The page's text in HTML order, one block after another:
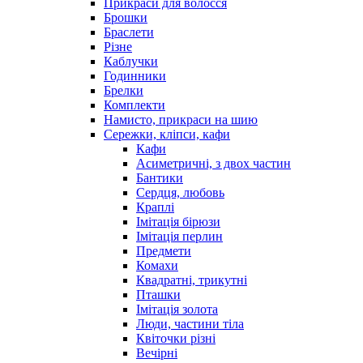
Брошки
Браслети
Різне
Каблучки
Годинники
Брелки
Комплекти
Намисто, прикраси на шию
Сережки, кліпси, кафи
Кафи
Асиметричні, з двох частин
Бантики
Сердця, любовь
Краплі
Імітація бірюзи
Імітація перлин
Предмети
Комахи
Квадратні, трикутні
Пташки
Імітація золота
Люди, частини тіла
Квіточки різні
Вечірні